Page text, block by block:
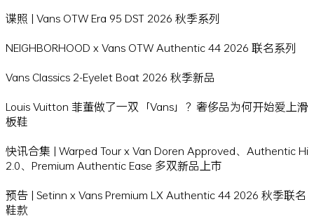
谍照 | Vans OTW Era 95 DST 2026 秋季系列
NEIGHBORHOOD x Vans OTW Authentic 44 2026 联名系列
Vans Classics 2-Eyelet Boat 2026 秋季新品
Louis Vuitton 菲董做了一双「Vans」？奢侈品为何开始爱上滑
板鞋
快讯合集 | Warped Tour x Van Doren Approved、Authentic Hi
2.0、Premium Authentic Ease 多双新品上市
预告 | Setinn x Vans Premium LX Authentic 44 2026 秋季联名
鞋款